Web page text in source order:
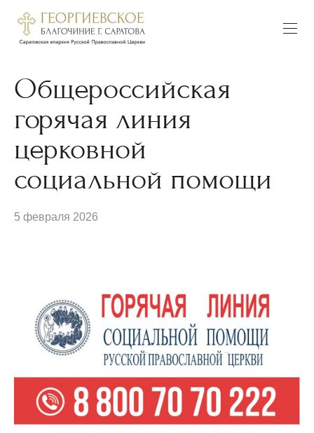
Общероссийская
горячая линия
церковной
социальной помощи
5 февраля 2026